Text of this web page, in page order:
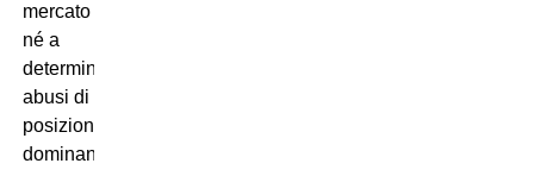
mercato
né a
determinare
abusi di
posizione
dominante.